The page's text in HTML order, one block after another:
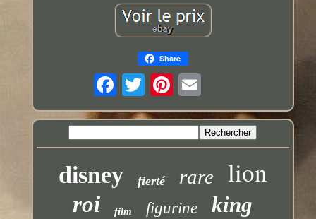
Share
disney fierté rare lion
roi film figurine king